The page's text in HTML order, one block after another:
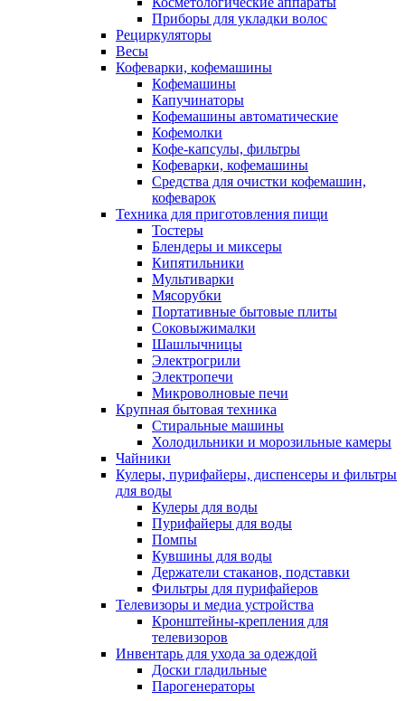
Приборы для укладки волос
Рециркуляторы
Весы
Кофеварки, кофемашины
Кофемашины
Капучинаторы
Кофемашины автоматические
Кофемолки
Кофе-капсулы, фильтры
Кофеварки, кофемашины
Средства для очистки кофемашин,
кофеварок
Техника для приготовления пищи
Тостеры
Блендеры и миксеры
Кипятильники
Мультиварки
Мясорубки
Портативные бытовые плиты
Соковыжималки
Шашлычницы
Электрогрили
Электропечи
Микроволновые печи
Крупная бытовая техника
Стиральные машины
Холодильники и морозильные камеры
Чайники
Кулеры, пурифайеры, диспенсеры и фильтры
для воды
Кулеры для воды
Пурифайеры для воды
Помпы
Кувшины для воды
Держатели стаканов, подставки
Фильтры для пурифайеров
Телевизоры и медиа устройства
Кронштейны-крепления для
телевизоров
Инвентарь для ухода за одеждой
Доски гладильные
Парогенераторы